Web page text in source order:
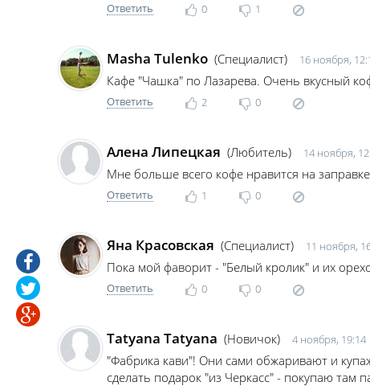
Ответить 0 1
Masha Tulenko (Специалист) 16 ноября,
Кафе "Чашка" по Лазарева. Очень вкусный
Ответить 2 0
Алена Липецкая (Любитель) 14 ноября,
Мне больше всего кофе нравится на
Ответить 1 0
Яна Красовская (Специалист) 11 ноября,
Пока мой фаворит - "Белый кролик" и их
Ответить 0 0
Tatyana Tatyana (Новичок) 4 ноября, 19:14
"Фабрика кави"! Они сами обжаривают и
сделать подарок "из Черкасс" - покупаю там